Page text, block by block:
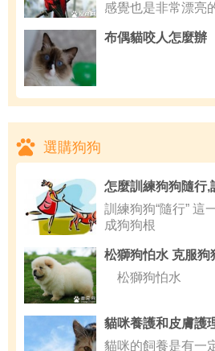
感覺也是非常漂亮
布偶貓咬人怎麼辦
選購狗狗
怎麼訓練狗狗隨行,
訓練狗狗“隨行” 這
成狗狗根
松獅狗怕水 克服狗
松獅狗怕水
貓咪養護和皮膚護
貓咪的飼養是有一